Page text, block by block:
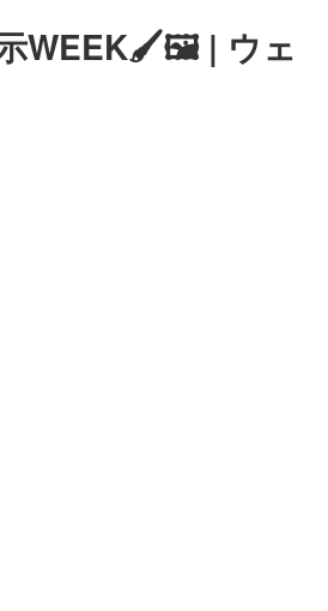
WEEK🖌🖼 | ウェ